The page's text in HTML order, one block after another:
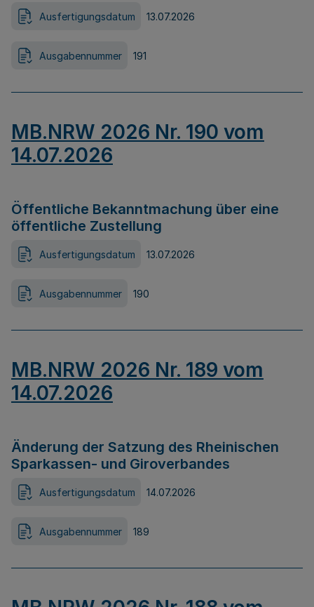
Ausfertigungsdatum 13.07.2026
Ausgabennummer 191
MB.NRW 2026 Nr. 190 vom
14.07.2026
Öffentliche Bekanntmachung über eine
öffentliche Zustellung
Ausfertigungsdatum 13.07.2026
Ausgabennummer 190
MB.NRW 2026 Nr. 189 vom
14.07.2026
Änderung der Satzung des Rheinischen
Sparkassen- und Giroverbandes
Ausfertigungsdatum 14.07.2026
Ausgabennummer 189